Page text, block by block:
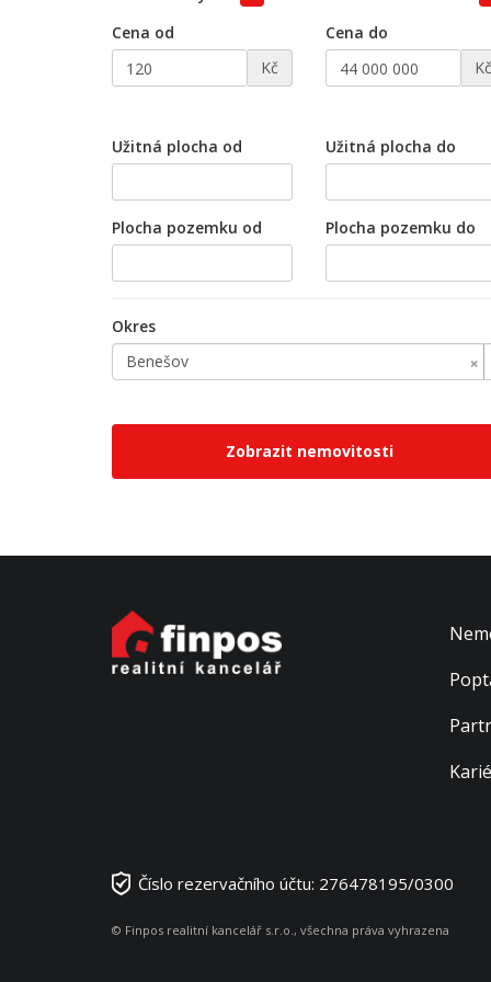
Cena od
Kč
Cena do
Kč
Užitná plocha od Užitná plocha do
Plocha pozemku od Plocha pozemku do
Okres
×
Benešov
Zobrazit nemovitosti
Číslo rezervačního účtu: 276478195/0300
© Finpos realitní kancelář s.r.o., všechna práva vyhrazena